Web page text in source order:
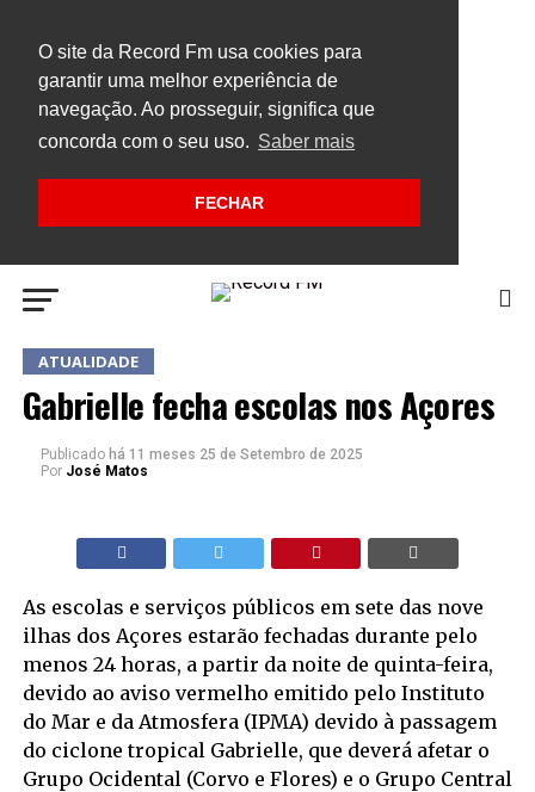
O site da Record Fm usa cookies para
garantir uma melhor experiência de
navegação. Ao prosseguir, significa que
concorda com o seu uso. Saber mais
FECHAR
ATUALIDADE
Gabrielle fecha escolas nos Açores
Publicado há 11 meses 25 de Setembro de 2025
Por José Matos
As escolas e serviços públicos em sete das nove
ilhas dos Açores estarão fechadas durante pelo
menos 24 horas, a partir da noite de quinta-feira,
devido ao aviso vermelho emitido pelo Instituto
do Mar e da Atmosfera (IPMA) devido à passagem
do ciclone tropical Gabrielle, que deverá afetar o
Grupo Ocidental (Corvo e Flores) e o Grupo Central